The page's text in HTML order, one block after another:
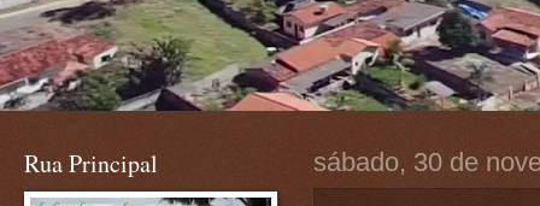
sábado, 30 de
Rua Principal